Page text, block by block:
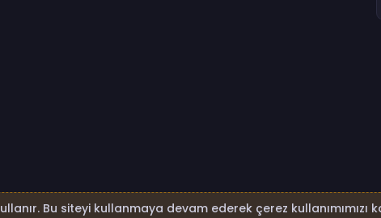
Bu siteyi kullanmaya devam ederek çerez kullanımımızı